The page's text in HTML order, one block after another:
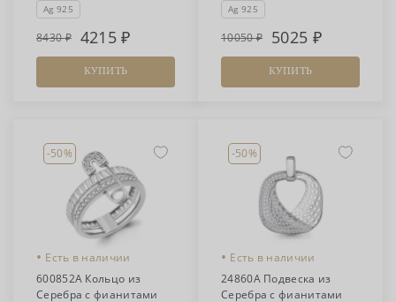
Ag 925
8430 4215
КУПИТЬ
Ag 925
10050 5025
КУПИТЬ
-50%
• Есть в наличии
600852А Кольцо из
Серебра с фианитами
-50%
• Есть в наличии
24860А Подвеска из
Серебра с фианитами